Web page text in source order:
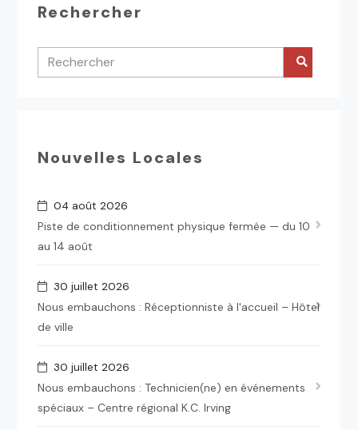
Rechercher
Nouvelles Locales
04 août 2026
Piste de conditionnement physique fermée — du 10
au 14 août
30 juillet 2026
Nous embauchons : Réceptionniste à l'accueil – Hôtel
de ville
30 juillet 2026
Nous embauchons : Technicien(ne) en événements
spéciaux – Centre régional K.C. Irving